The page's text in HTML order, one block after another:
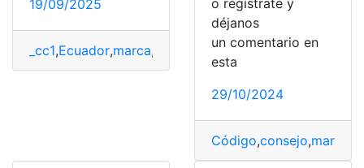
19/09/2025
_cc1,Ecuador,marca, registro,SENADI
o regístrate y
déjanos
un comentario en
esta
29/10/2024
Código,consejo,marca